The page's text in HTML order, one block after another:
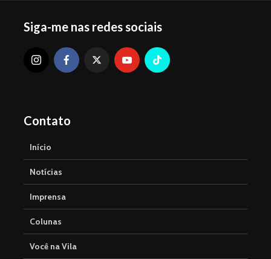
Siga-me nas redes sociais
Contato
Início
Notícias
Imprensa
Colunas
Você na Vila